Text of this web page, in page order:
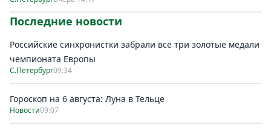
Последние новости
Российские синхронистки забрали все три золотые медали
чемпионата Европы
С.Петербург09:34
Гороскоп на 6 августа: Луна в Тельце
Новости09:07